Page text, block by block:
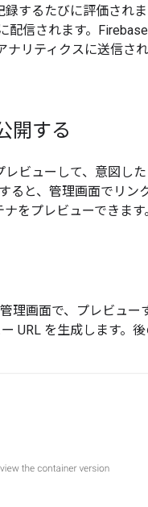
するたびに評価され
信されます。
リティクスに送信さ
開する
ビューして、意図し
ると、管理画面でリン
をプレビューできます
理画面で、プレビュー
URL を生成します。